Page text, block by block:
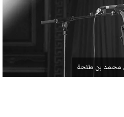
محمد بن طلحة